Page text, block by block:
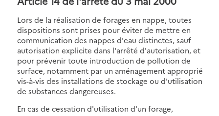
Lors de la réalisation de forages en nappe, toutes
dispositions sont prises pour éviter de mettre en
communication des nappes d'eau distinctes, sauf
autorisation explicite dans l'arrêté d'autorisation, et
pour prévenir toute introduction de pollution de
surface, notamment par un aménagement approprié
vis-à-vis des installations de stockage ou d'utilisation
de substances dangereuses.
En cas de cessation d'utilisation d'un forage,